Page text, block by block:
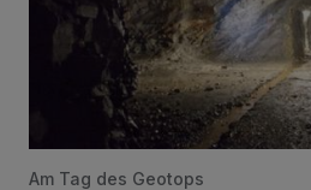
Am Tag des Geotops